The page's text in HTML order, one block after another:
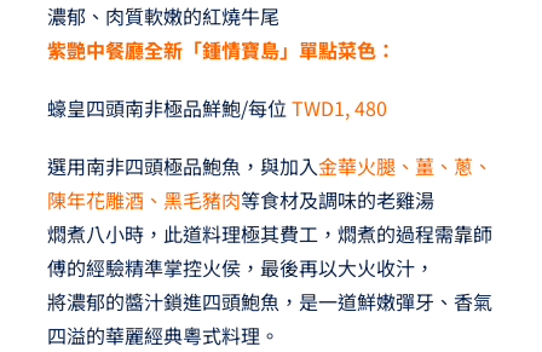
濃郁、肉質軟嫩的紅燒牛尾
紫艷中餐廳全新「鍾情寶島」單點菜色：
蠔皇四頭南非極品鮮鮑/每位TWD1, 480
選用南非四頭極品鮑魚，與加入金華火腿、薑、蔥、
陳年花雕酒、黑毛豬肉等食材及調味的老雞湯
燜煮八小時，此道料理極其費工，燜煮的過程需靠師
傅的經驗精準掌控火侯，最後再以大火收汁，
將濃郁的醬汁鎖進四頭鮑魚，是一道鮮嫩彈牙、香氣
四溢的華麗經典粵式料理。